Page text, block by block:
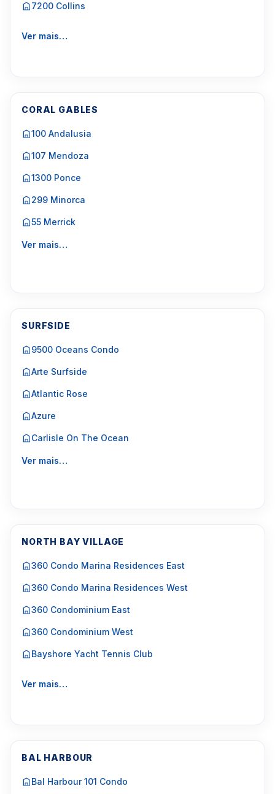
7200 Collins
Ver mais…
CORAL GABLES
100 Andalusia
107 Mendoza
1300 Ponce
299 Minorca
55 Merrick
Ver mais…
SURFSIDE
9500 Oceans Condo
Arte Surfside
Atlantic Rose
Azure
Carlisle On The Ocean
Ver mais…
NORTH BAY VILLAGE
360 Condo Marina Residences East
360 Condo Marina Residences West
360 Condominium East
360 Condominium West
Bayshore Yacht Tennis Club
Ver mais…
BAL HARBOUR
Bal Harbour 101 Condo